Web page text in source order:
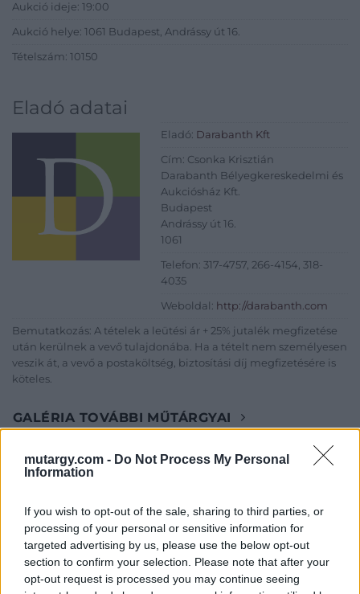
mutargy.com - Do Not Process My Personal
Information
If you wish to opt-out of the sale, sharing to third parties, or
processing of your personal or sensitive information for
targeted advertising by us, please use the below opt-out
section to confirm your selection. Please note that after your
opt-out request is processed you may continue seeing
Aukció ideje: 19:00
Aukció helye: 1061 Budapest, Andrássy út 16.
Tételszám: 10150
Eladó adatai
Eladó: Darabanth Kft
Cím: Csonka Krisztián
Darabanth Bélyegkereskedelmi és
Aukciósház Kft.
Budapest
Andrássy út 16.
1061
Telefon: 317-4757, 266-4154, 318-
4035
Weboldal: http://darabanth.com
Bemutatkozás: A tételek a leütési ár + 25% jutalék megfizetése
után kerülnek a vevő tulajdonába. Ha a tételt nem személyesen
veszik át, a vevő a postaköltség, biztosítási díj megfizetésére is
köteles.
GALÉRIA TOVÁBBI MŰTÁRGYAI
KAPCSOLÓDÓ MŰTÁRGYAK